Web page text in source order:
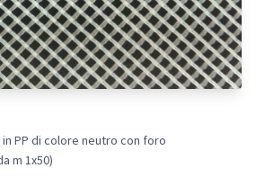
in PP di colore neutro con foro
m 1x50)